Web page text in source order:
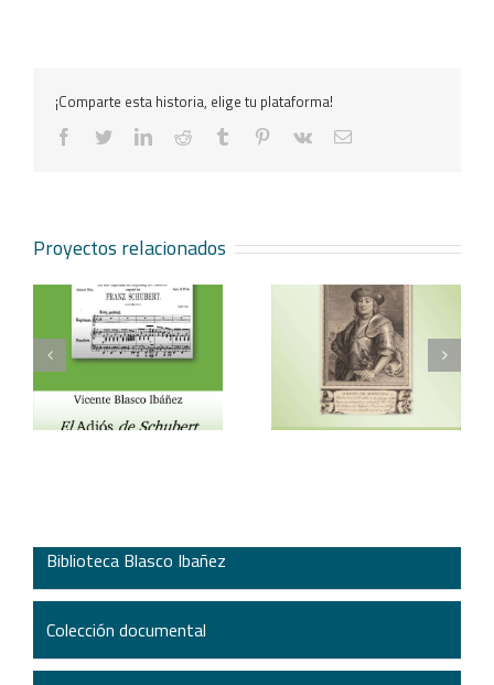
¡Comparte esta historia, elige tu plataforma!
facebooktwitterlinkedinreddit tumblr pinterest
vk
Correo
Proyectos relacionados
Vicente Blasco Ibáñez,
Hugo de Moncada
Aventura veneciana y
otros cuentos
Biblioteca Blasco Ibañez
Colección documental